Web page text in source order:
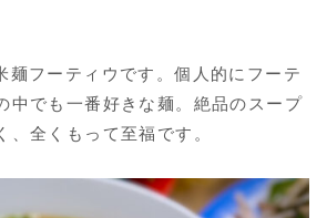
フーティウです。個人的にフーテ
中でも一番好きな麺。絶品のスープ
、全くもって至福です。